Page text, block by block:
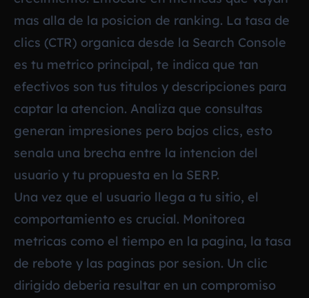
mas alla de la posicion de ranking. La tasa de
clics (CTR) organica desde la Search Console
es tu metrico principal, te indica que tan
efectivos son tus titulos y descripciones para
captar la atencion. Analiza que consultas
generan impresiones pero bajos clics, esto
senala una brecha entre la intencion del
usuario y tu propuesta en la SERP.
Una vez que el usuario llega a tu sitio, el
comportamiento es crucial. Monitorea
metricas como el tiempo en la pagina, la tasa
de rebote y las paginas por sesion. Un clic
dirigido deberia resultar en un compromiso